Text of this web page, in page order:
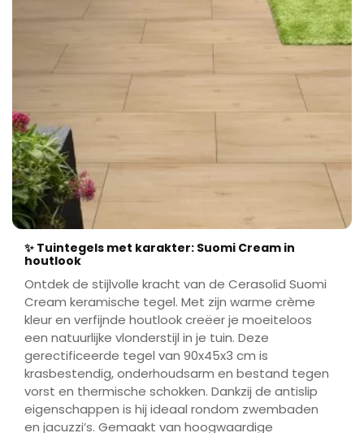
✨ Tuintegels met karakter: Suomi Cream in
houtlook
Ontdek de stijlvolle kracht van de Cerasolid Suomi
Cream keramische tegel. Met zijn warme crème
kleur en verfijnde houtlook creëer je moeiteloos
een natuurlijke vlonderstijl in je tuin. Deze
gerectificeerde tegel van 90x45x3 cm is
krasbestendig, onderhoudsarm en bestand tegen
vorst en thermische schokken. Dankzij de antislip
eigenschappen is hij ideaal rondom zwembaden
en jacuzzi’s. Gemaakt van hoogwaardige